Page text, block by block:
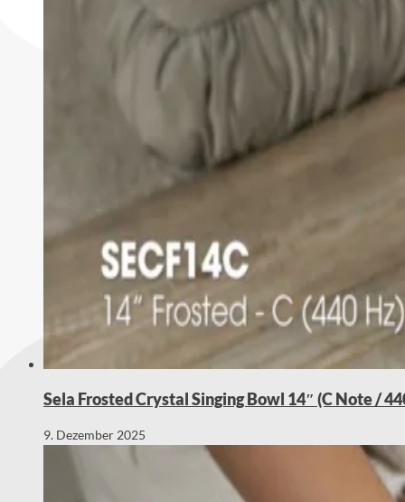
Sela Frosted Crystal Singing Bowl 14″ (C Note /
9. Dezember 2025